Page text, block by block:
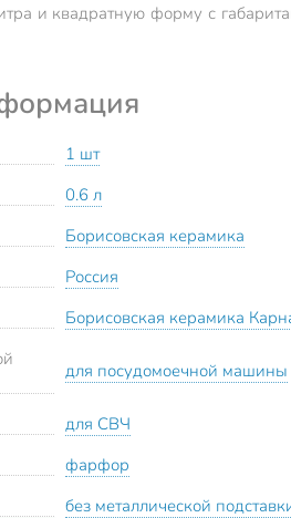
и квадратную форму с
1 шт
0.6 л
Борисовская керамика
Россия
Борисовская керамика
для посудомоечной машины
для СВЧ
фарфор
без металлической